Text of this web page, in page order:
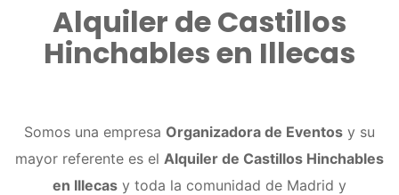
Alquiler de Castillos
Hinchables en Illecas
Somos una empresa Organizadora de Eventos y su
mayor referente es el Alquiler de Castillos Hinchables
en Illecas y toda la comunidad de Madrid y